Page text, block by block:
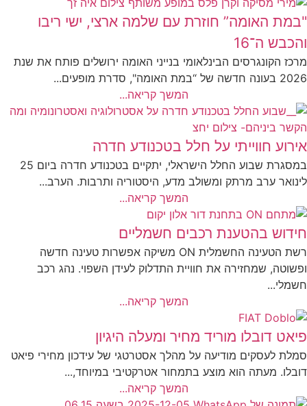
"במת האומה” חוזרת עם שלמה ארצי, ישי ריבו
והכבש ה־16
מרכז הקונגרסים הבינלאומי בנייני האומה ירושלים פותח את שנת
2026 בעונה חדשה של “במת האומה", סדרת מופעים...
המשך קריאה...
אירוע חווייתי על חלל בטכנודע חדרה
במסגרת שבוע החלל הישראלי, יתקיים בטכנודע חדרה ביום 25
לינואר ערב מרתק ומשולב מדע, היסטוריה ותרבות. הערב...
המשך קריאה...
חידוש בהטענת רכבים חשמליים
רשת הטעינה החשמלית ON משיקה אפשרות טעינה חדשה
ופשוטה, שמחזירה את חוויית התדלוק לעידן השפוי. נהג רכב
חשמלי...
המשך קריאה...
פיאט דובלו מוריד מחיר ומעלה היגיון
סמלת לעסקים מודיעה על מהלך אסטרטגי של עידכון מחירי פיאט
דובלו. מעתה הוא מוצע בתמחור אטרקטיבי במיוחד,...
המשך קריאה...